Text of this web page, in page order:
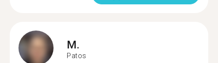
M.
Patos